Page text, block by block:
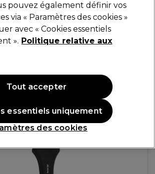
Masque Corps 50mm
pouvez également définir vos
via « Paramètres des cookies »
avec « Cookies essentiels
». Politique relative aux
des cookies
essentiels uniquement
Tout accepter